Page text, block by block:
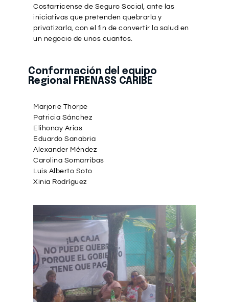
Costarricense de Seguro Social, ante las
iniciativas que pretenden quebrarla y
privatizarla, con el fin de convertir la salud en
un negocio de unos cuantos.
Conformación del equipo
Regional FRENASS CARIBE
Marjorie Thorpe
Patricia Sánchez
Elihonay Arias
Eduardo Sanabria
Alexander Méndez
Carolina Somarribas
Luis Alberto Soto
Xinia Rodríguez